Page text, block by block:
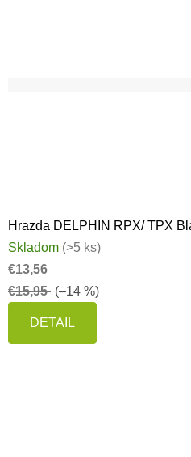
Hrazda DELPHIN RPX/ TPX
Skladom (>5 ks)
€13,56
€15,95 (–14 %)
DETAIL